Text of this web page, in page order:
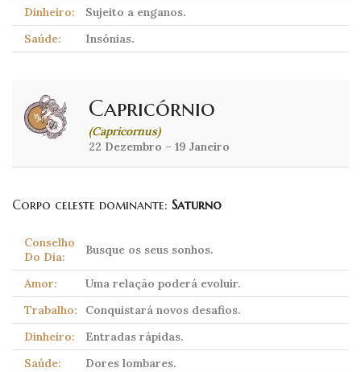
Dinheiro:
Sujeito a enganos.
Saúde:
Insónias.
Capricórnio
(Capricornus)
22 Dezembro – 19 Janeiro
Corpo celeste dominante: Saturno
Conselho
Do Dia:
Busque os seus sonhos.
Amor:
Uma relação poderá evoluir.
Trabalho:
Conquistará novos desafios.
Dinheiro:
Entradas rápidas.
Saúde:
Dores lombares.